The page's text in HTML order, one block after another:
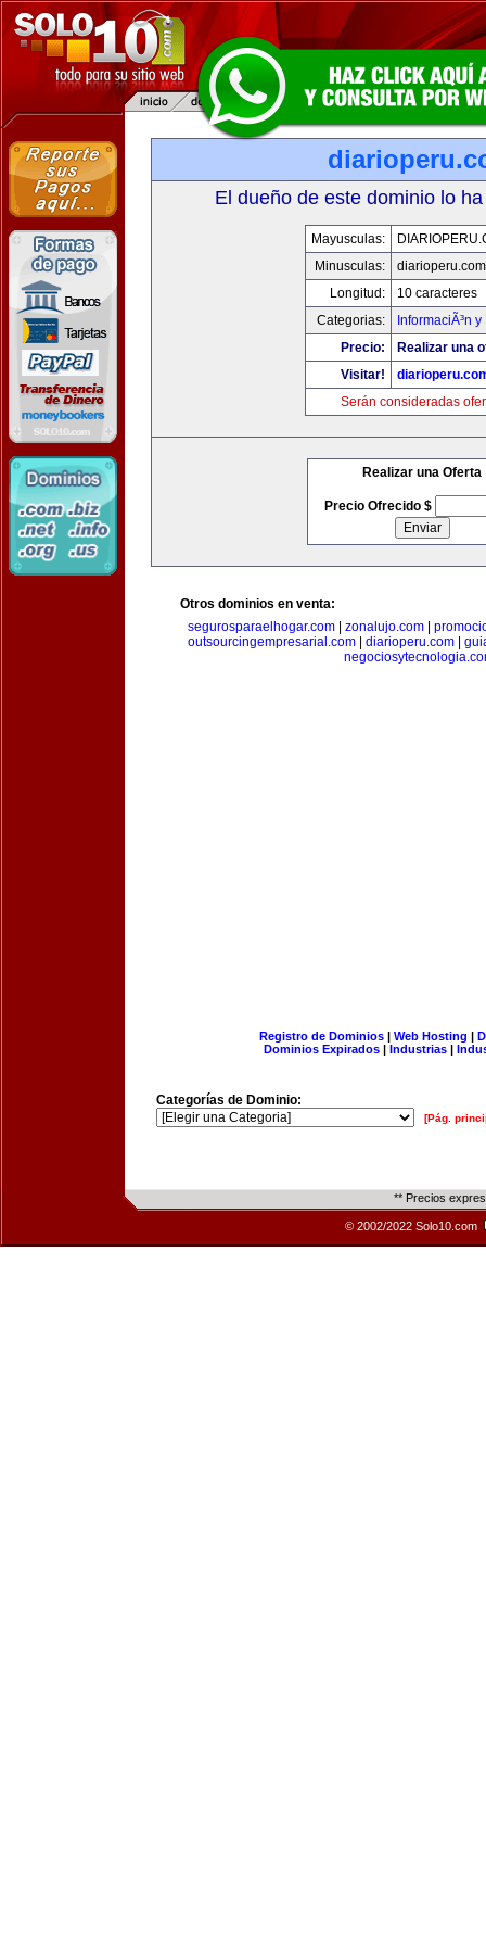
El dueño de este dominio lo
Mayusculas:
Minusculas:
diarioperu.com
Longitud:
10 caracteres
Categorias:
InformaciÃ³n
Precio:
Realizar una
Visitar!
Serán consideradas
Realizar una Oferta
Precio Ofrecido $
Otros dominios en venta:
segurosparaelhogar.com| zonalujo.com|
outsourcingempresarial.com| diarioperu.com|
Registro de Dominios| Web Hosting |
Dominios Expirados | Industrias |
Categorías de Dominio:
[Pág.
** Precios
© 2002/2022 Solo10.com